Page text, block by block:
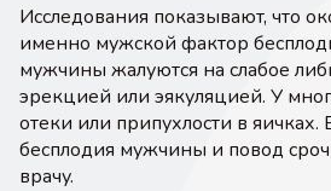
Исследования показывают, что
именно мужской фактор
мужчины жалуются на слабое
эрекцией или эякуляцией. У
отеки или припухлости в яичках.
бесплодия мужчины и повод
врачу.